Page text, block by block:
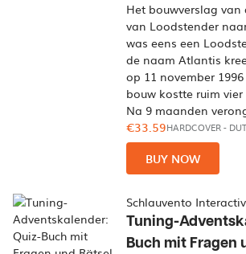
Het bouwverslag
van Loodstender
was eens een
de naam Atlantis
op 11 november
bouw kostte ruim
Na 9 maanden
€33.59HARDCOVER-
BUY NOW
Schlauvento
Tuning-
Buch mit Fragen